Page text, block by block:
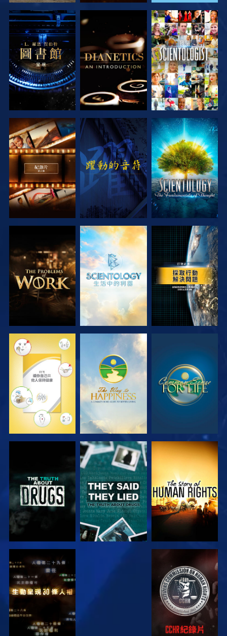
探索系列節目 探索系列節目 觀看
探索系列節目 觀看 探索系列節目
探索系列節目 探索系列節目 觀看
觀看 觀看 觀看
觀看 觀看
觀看 觀看